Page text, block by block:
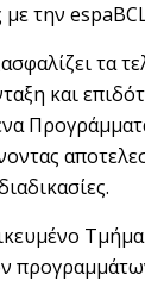
την
τα
και